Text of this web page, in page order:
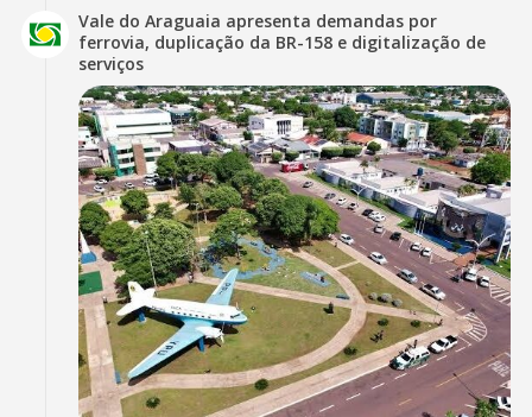
Vale do Araguaia apresenta demandas por
ferrovia, duplicação da BR-158 e digitalização de
serviços